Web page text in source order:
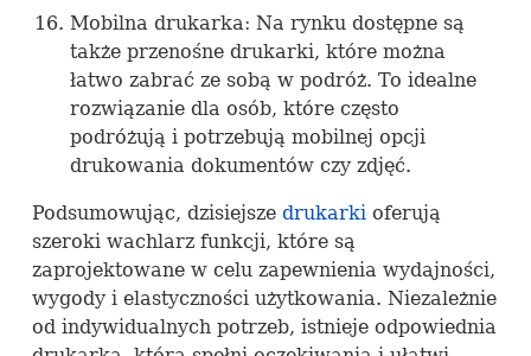
Mobilna drukarka: Na rynku dostępne są
także przenośne drukarki, które można
łatwo zabrać ze sobą w podróż. To idealne
rozwiązanie dla osób, które często
podróżują i potrzebują mobilnej opcji
drukowania dokumentów czy zdjęć.
Podsumowując, dzisiejsze drukarkioferują
szeroki wachlarz funkcji, które są
zaprojektowane w celu zapewnienia wydajności,
wygody i elastyczności użytkowania. Niezależnie
od indywidualnych potrzeb, istnieje odpowiednia